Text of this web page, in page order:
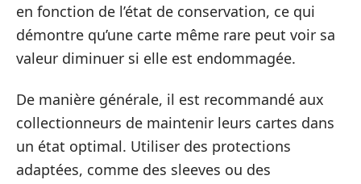
en fonction de l’état de conservation, ce qui
démontre qu’une carte même rare peut voir sa
valeur diminuer si elle est endommagée.
De manière générale, il est recommandé aux
collectionneurs de maintenir leurs cartes dans
un état optimal. Utiliser des protections
adaptées, comme des sleeves ou des